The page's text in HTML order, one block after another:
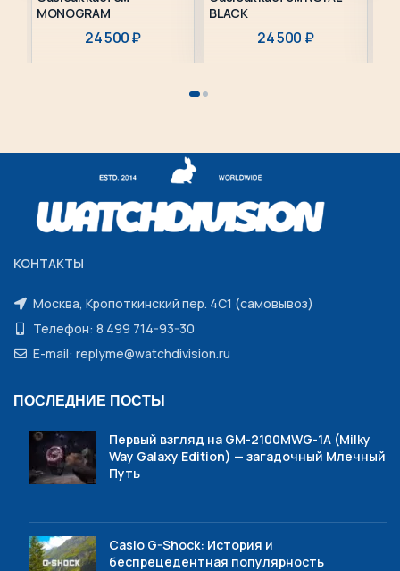
MONOGRAM
24 500₽
BLACK
24 500 ₽
КОНТАКТЫ
Москва, Кропоткинский пер. 4С1 (самовывоз)
Телефон: 8 499 714-93-30
E-mail: replyme@watchdivision.ru
ПОСЛЕДНИЕ ПОСТЫ
Первый взгляд на GM-2100MWG-1A (Milky
Way Galaxy Edition) — загадочный Млечный
Путь
Casio G-Shock: История и
беспрецедентная популярность